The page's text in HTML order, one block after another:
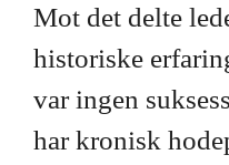
Mot det delte
historiske
var ingen
har kronisk